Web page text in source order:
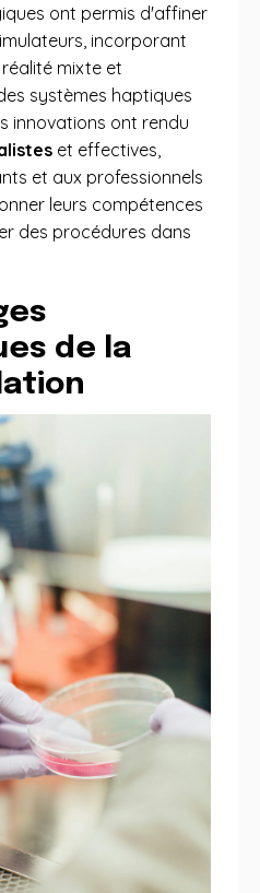
ont permis d'affiner
incorporant
mixte et
systèmes haptiques
innovations ont rendu
et effectives,
et aux professionnels
leurs compétences
des procédures dans
de la